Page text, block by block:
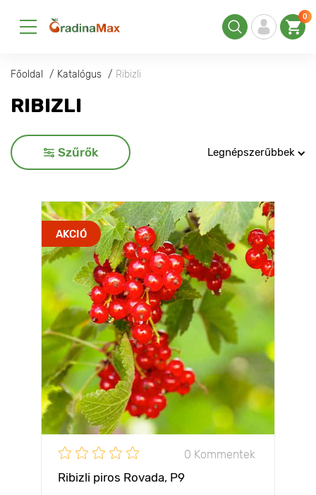
0
Főoldal Katalógus Ribizli
RIBIZLI
Szűrők Legnépszerűbbek
AKCIÓ
0 Kommentek
Ribizli piros Rovada, Р9